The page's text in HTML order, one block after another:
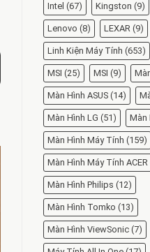
Intel (67) Kingston (9)
Lenovo (8) LEXAR (9)
Linh Kiện Máy Tính (653)
MSI (25) MSI (9)
Màn Hình ASUS (14)
Màn Hình LG (51) Màn
Màn Hình Máy Tính (159)
Màn Hình Máy Tính ACER
Màn Hình Philips (12)
Màn Hình Tomko (13)
Màn Hình ViewSonic (7)